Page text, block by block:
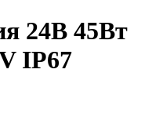
24В 45Вт
IP67